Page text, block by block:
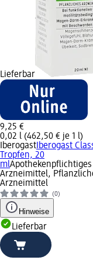
Lieferbar
9,25 €
0,02 l (462,50 € je 1 l)
Iberogast Iberogast
Tropfen, 20
mlApothekenpflichtiges
Arzneimittel,
Arzneimittel
(0)
Hinweise
Lieferbar